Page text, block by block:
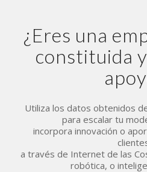
¿Eres una
constituida
Utiliza los datos obtenidos
para escalar tu
incorpora innovación o
a través de Internet de las
robótica, o